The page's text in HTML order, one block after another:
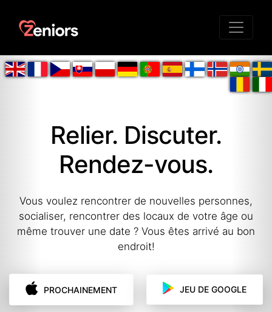
Relier. Discuter.
Rendez-vous.
Vous voulez rencontrer de nouvelles personnes,
socialiser, rencontrer des locaux de votre âge ou
même trouver une date ? Vous êtes arrivé au bon
endroit!
PROCHAINEMENT JEU DE GOOGLE